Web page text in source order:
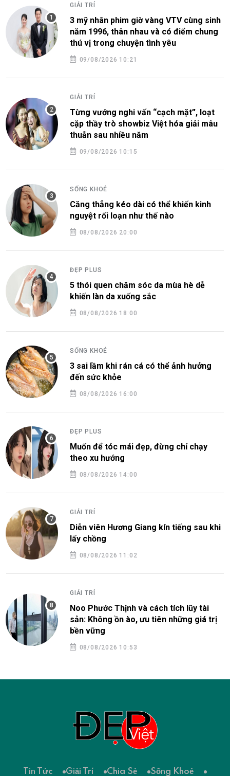
GIẢI TRÍ
3 mỹ nhân phim giờ vàng VTV cùng sinh
năm 1996, thân nhau và có điểm chung
thú vị trong chuyện tình yêu
09/08/2026 10:21
GIẢI TRÍ
Từng vướng nghi vấn “cạch mặt”, loạt
cặp thầy trò showbiz Việt hóa giải mâu
thuẫn sau nhiều năm
09/08/2026 10:15
SỐNG KHOẺ
Căng thẳng kéo dài có thể khiến kinh
nguyệt rối loạn như thế nào
08/08/2026 20:00
ĐẸP PLUS
5 thói quen chăm sóc da mùa hè dễ
khiến làn da xuống sắc
08/08/2026 18:00
SỐNG KHOẺ
3 sai lầm khi rán cá có thể ảnh hưởng
đến sức khỏe
08/08/2026 16:00
ĐẸP PLUS
Muốn để tóc mái đẹp, đừng chỉ chạy
theo xu hướng
08/08/2026 14:00
GIẢI TRÍ
Diễn viên Hương Giang kín tiếng sau khi
lấy chồng
08/08/2026 11:02
GIẢI TRÍ
Noo Phước Thịnh và cách tích lũy tài
sản: Không ồn ào, ưu tiên những giá trị
bền vững
08/08/2026 10:53
Tin Tức Giải Trí Chia Sẻ Sống Khoẻ